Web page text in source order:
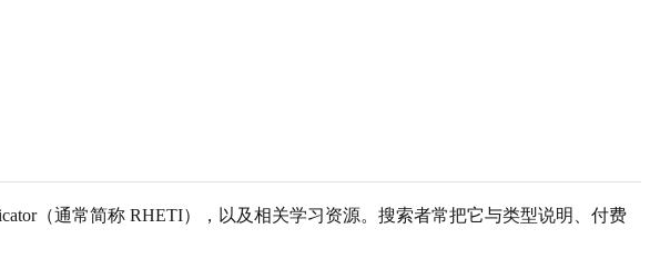
（通常简称 RHETI），以及相关学习资源。搜索者常把它与类型说明、付费